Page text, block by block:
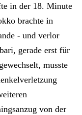
in der 18. Minute
brachte in
- und verlor
gerade erst für
musste
von der